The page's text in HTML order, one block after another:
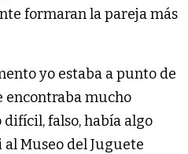
formaran la pareja más
yo estaba a punto de
encontraba mucho
falso, había algo
Museo del Juguete